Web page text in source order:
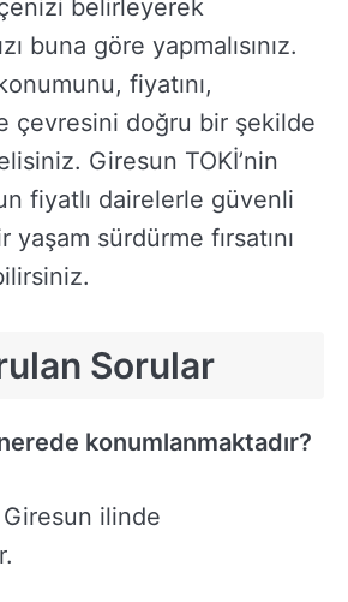
belirleyerek
buna göre yapmalısınız.
fiyatını,
çevresini doğru bir şekilde
Giresun TOKİ’nin
fiyatlı dairelerle güvenli
sürdürme fırsatını
Sorular
konumlanmaktadır?
ilinde